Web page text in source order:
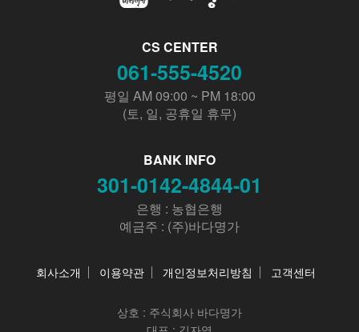
CS CENTER
061-555-4520
평일 AM 09:00 ~ PM 18:00
(토, 일, 공휴일 휴무)
BANK INFO
301-0142-4844-01
은행 : 농협은행
예금주 : (주)바다명가
회사소개 이용약관 개인정보처리방침 고객센터
상호 : 주식회사 바다명가